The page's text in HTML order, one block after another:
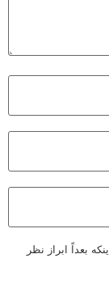
بعداً ابراز نظر